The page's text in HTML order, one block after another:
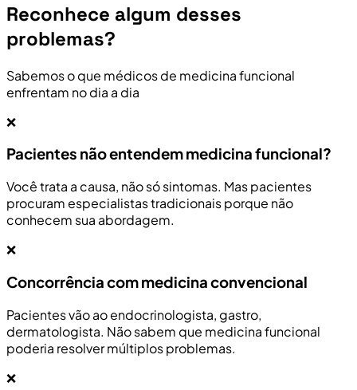
Reconhece algum desses
problemas?
Sabemos o que médicos de medicina funcional
enfrentam no dia a dia
❌
Pacientes não entendem medicina funcional?
Você trata a causa, não só sintomas. Mas pacientes
procuram especialistas tradicionais porque não
conhecem sua abordagem.
❌
Concorrência com medicina convencional
Pacientes vão ao endocrinologista, gastro,
dermatologista. Não sabem que medicina funcional
poderia resolver múltiplos problemas.
❌